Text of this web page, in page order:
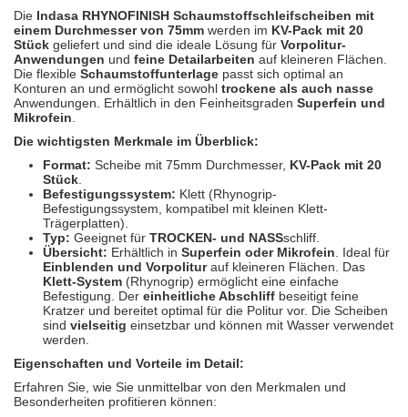
(3)
Proma
(21)
Sia
Spectral
StarChem
(1)
Sundstrom
(4)
Troton
(2)
Wibeco
(1)
ZVG
Die Indasa RHYNOFINISH Schaumstoffschleifscheiben mit
einem Durchmesser von 75mm werden im KV-Pack mit 20
Stück geliefert und sind die ideale Lösung für Vorpolitur-
Anwendungen und feine Detailarbeiten auf kleineren Flächen.
Die flexible Schaumstoffunterlage passt sich optimal an
Konturen an und ermöglicht sowohl trockene als auch nasse
Anwendungen. Erhältlich in den Feinheitsgraden Superfein und
Mikrofein
Die wichtigsten Merkmale im Überblick:
Format: Scheibe mit 75mm Durchmesser, KV-Pack mit 20
Stück
Befestigungssystem: Klett (Rhynogrip-
Befestigungssystem, kompatibel mit kleinen Klett-
Trägerplatten).
Typ: Geeignet für TROCKEN- und NASSschliff.
Übersicht: Erhältlich in Superfein oder Mikrofein . Ideal für
Einblenden und Vorpoliturauf kleineren Flächen. Das
Klett-System (Rhynogrip) ermöglicht eine einfache
Befestigung. Der einheitliche Abschliff beseitigt feine
Kratzer und bereitet optimal für die Politur vor. Die Scheiben
sind vielseitig einsetzbar und können mit Wasser verwendet
werden.
Eigenschaften und Vorteile im Detail:
Erfahren Sie, wie Sie unmittelbar von den Merkmalen und
Besonderheiten profitieren können: